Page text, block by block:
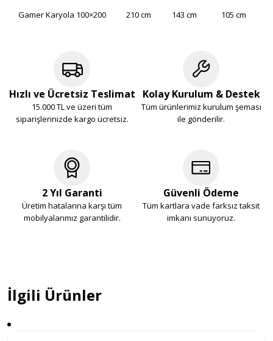
Gamer Karyola 100×200 210 cm 143 cm 105 cm
Hızlı ve Ücretsiz Teslimat
15.000 TL ve üzeri tüm
siparişlerinizde kargo ücretsiz.
Kolay Kurulum & Destek
Tüm ürünlerimiz kurulum şeması
ile gönderilir.
2 Yıl Garanti
Üretim hatalarına karşı tüm
mobilyalarımız garantilidir.
Güvenli Ödeme
Tüm kartlara vade farksız taksit
imkanı sunuyoruz.
İlgili Ürünler